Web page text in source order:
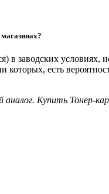
в заводских
которых, есть
Купить Тонер-